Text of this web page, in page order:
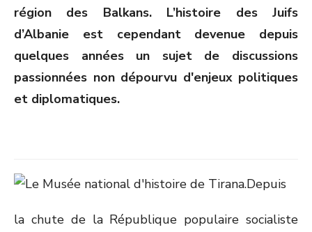
région des Balkans. L’histoire des Juifs
d’Albanie est cependant devenue depuis
quelques années un sujet de discussions
passionnées non dépourvu d'enjeux politiques
et diplomatiques.
Depuis
la chute de la République populaire socialiste